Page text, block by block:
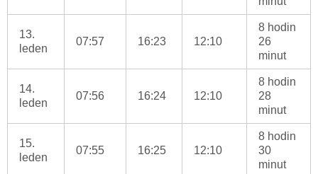
13.
leden
07:57 16:23 12:10
8 hodin
26
minut
14.
leden
07:56 16:24 12:10
8 hodin
28
minut
15.
leden
07:55 16:25 12:10
8 hodin
30
minut